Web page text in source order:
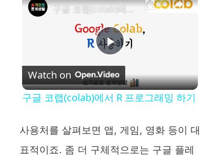
P
l
y
구글 코랩(colab)에서 R 프로그래밍 하기
Watch on
구글 코랩(colab)에서 R 프로그래밍 하기
사용처를 살펴보면 앱, 게임, 영화 등이 대
표적이죠. 좀 더 구체적으로는 구글 플레